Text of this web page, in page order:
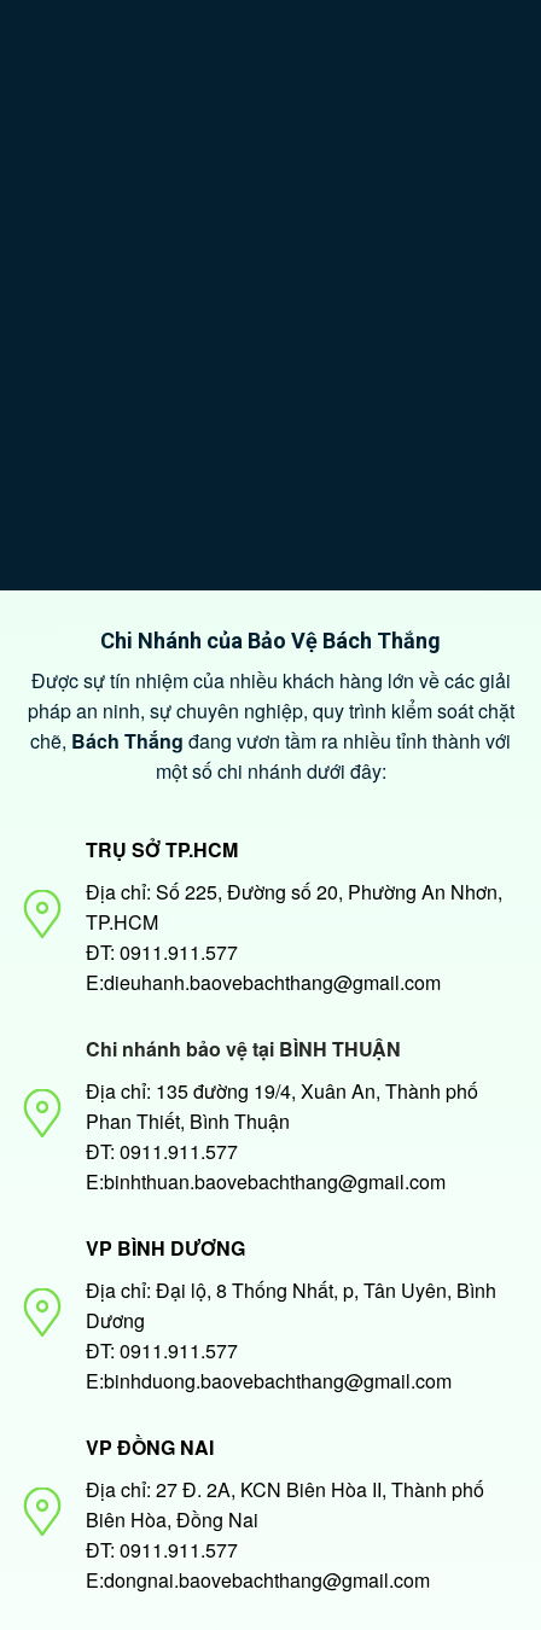
Chi Nhánh của Bảo Vệ Bách Thắng
Được sự tín nhiệm của nhiều khách hàng lớn về các giải
pháp an ninh, sự chuyên nghiệp, quy trình kiểm soát chặt
chẽ, Bách Thắng đang vươn tầm ra nhiều tỉnh thành với
một số chi nhánh dưới đây:
TRỤ SỞ TP.HCM
Địa chỉ: Số 225, Đường số 20, Phường An Nhơn,
TP.HCM
ĐT: 0911.911.577
E:dieuhanh.baovebachthang@gmail.com
Chi nhánh bảo vệ tại BÌNH THUẬN
Địa chỉ: 135 đường 19/4, Xuân An, Thành phố
Phan Thiết, Bình Thuận
ĐT: 0911.911.577
E:binhthuan.baovebachthang@gmail.com
VP BÌNH DƯƠNG
Địa chỉ: Đại lộ, 8 Thống Nhất, p, Tân Uyên, Bình
Dương
ĐT: 0911.911.577
E:binhduong.baovebachthang@gmail.com
VP ĐỒNG NAI
Địa chỉ: 27 Đ. 2A, KCN Biên Hòa II, Thành phố
Biên Hòa, Đồng Nai
ĐT: 0911.911.577
E:dongnai.baovebachthang@gmail.com